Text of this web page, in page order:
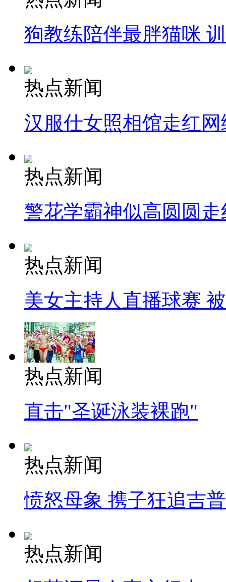
狗教练陪伴最胖猫咪
热点新闻
汉服仕女照相馆走红网
热点新闻
警花学霸神似高圆圆走
热点新闻
美女主持人直播球赛
热点新闻
直击"圣诞泳装裸跑"
热点新闻
愤怒母象 携子狂追吉
热点新闻